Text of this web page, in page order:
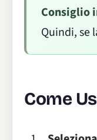
Consiglio
Quindi, se
Come